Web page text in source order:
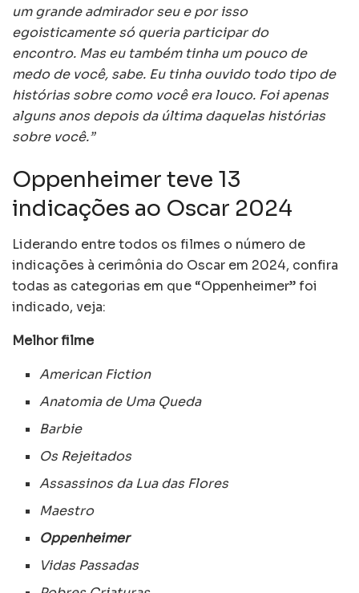
um grande admirador seu e por isso
egoisticamente só queria participar do
encontro. Mas eu também tinha um pouco de
medo de você, sabe. Eu tinha ouvido todo tipo de
histórias sobre como você era louco. Foi apenas
alguns anos depois da última daquelas histórias
sobre você.”
Oppenheimer teve 13
indicações ao Oscar 2024
Liderando entre todos os filmes o número de
indicações à cerimônia do Oscar em 2024, confira
todas as categorias em que “Oppenheimer” foi
indicado, veja:
Melhor filme
American Fiction
Anatomia de Uma Queda
Barbie
Os Rejeitados
Assassinos da Lua das Flores
Maestro
Oppenheimer
Vidas Passadas